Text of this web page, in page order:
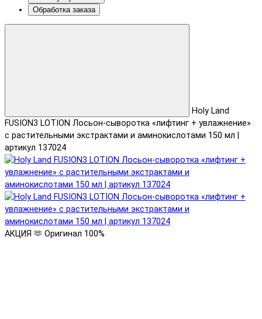
Обработка заказа
Holy Land
FUSION3 LOTION Лосьон-сыворотка «лифтинг + увлажнение»
с растительными экстрактами и аминокислотами 150 мл |
артикул 137024
АКЦИЯ 🫶 Оригинал 100%